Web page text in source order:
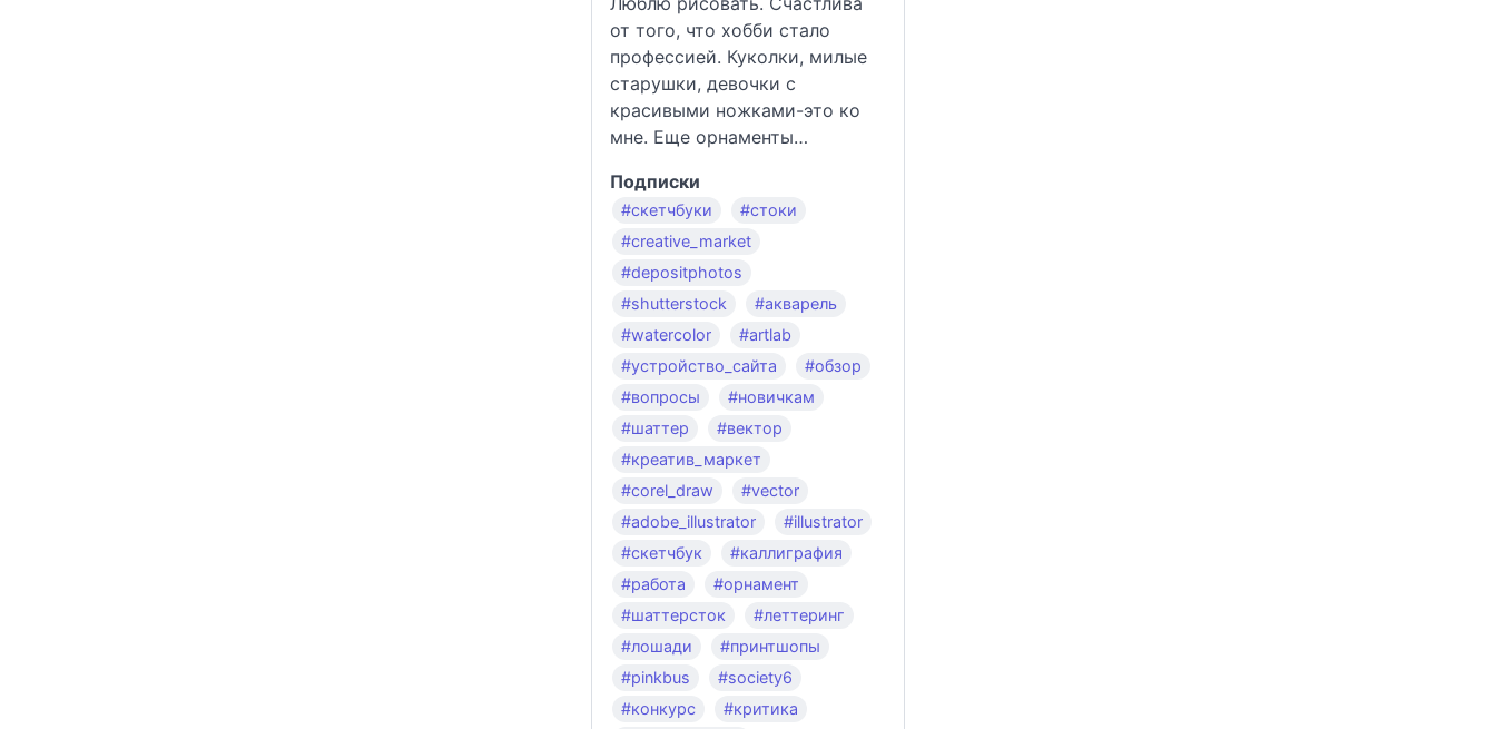
от того, что хобби стало
профессией. Куколки, милые
старушки, девочки с
красивыми ножками-это ко
мне. Еще орнаменты…
Подписки
#скетчбуки
#стоки
#creative_market
#depositphotos
#shutterstock
#акварель
#watercolor
#artlab
#устройство_сайта
#обзор
#вопросы
#новичкам
#шаттер
#вектор
#креатив_маркет
#corel_draw
#vector
#adobe_illustrator
#illustrator
#скетчбук
#каллиграфия
#работа
#орнамент
#шаттерсток
#леттеринг
#лошади
#принтшопы
#pinkbus
#society6
#конкурс
#критика